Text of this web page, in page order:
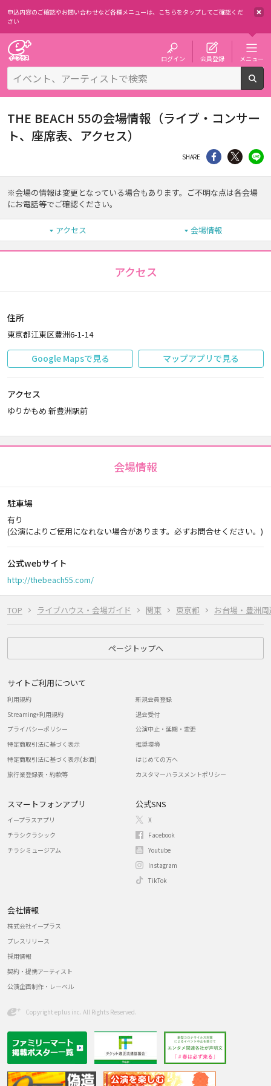
申込内容のご確認やお問い合わせなど各種メニューは、 こちらをタップしてご確認くだ
さい
ログイン 会員登録 メニュー
TOP ライブハウス・会場ガイド 関東 東京都 お台場・豊洲
THE BEACH 55の会場情報（ライブ・コンサー
ト、座席表、アクセス）
SHARE シェア Twitter
※会場の情報は変更となっている場合もあります。ご不明な点は各会場
にお電話等でご確認ください。
アクセス 会場情報
アクセス
住所
東京都江東区豊洲6-1-14
Google Mapsで見る マップアプリで見る
アクセス
ゆりかもめ 新豊洲駅前
会場情報
駐車場
有り
(公演によりご使用になれない場合があります。必ずお問合せください。)
公式webサイト
http://thebeach55.com/
ページトップへ
サイトご利用について
利用規約
Streaming+利用規約
プライバシーポリシー
特定商取引法に基づく表示
特定商取引法に基づく表示(お酒)
旅行業登録表・約款等
新規会員登録
退会受付
公演中止・延期・変更
推奨環境
はじめての方へ
カスタマーハラスメントポリシー
スマートフォンアプリ
イープラスアプリ
チラシクラシック
チラシミュージアム
公式SNS
X
Facebook
Youtube
Instagram
TikTok
会社情報
株式会社イープラス
プレスリリース
採用情報
契約・提携アーティスト
公演企画制作・レーベル
Copyright eplus inc. All Rights Reserved.